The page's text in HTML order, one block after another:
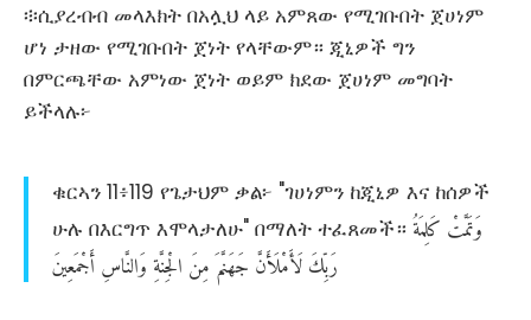
፨ሲያረብብ መላእክት በአሏህ ላይ አምጸው የሚገቡበት ጀሀነም
ሆነ ታዘው የሚገቡበት ጀነት የላቸውም። ጂኒዎች ግን
በምርጫቸው አምነው ጀነት ወይም ክደው ጀሀነም መግባት
ይችላሉ፦
ቁርኣን 11፥119 የጌታህም ቃል፦ "ገሀነምን ከጂኒዎ እና ከሰዎች
ሁሉ በእርግጥ እሞላታለሁ" በማለት ተፈጸመች።
وَتَمَّتْكَلِمَةُ
رَبِّكَلَأَمْلَأَنَّجَهَنَّمَمِنَالْجِنَّةِوَالنَّاسِأَجْمَعِينَ